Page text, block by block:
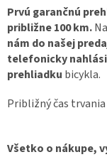
Prvú garančnú
približne 100 km.
nám do našej
telefonicky
prehliadku bicykla.
Približný čas
Všetko o nákupe,